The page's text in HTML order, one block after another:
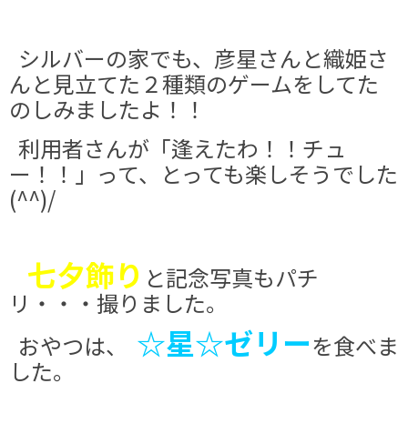
シルバーの家でも、彦星さんと織姫さ
んと見立てた２種類のゲームをしてた
のしみましたよ！！
利用者さんが「逢えたわ！！チュ
ー！！」って、とっても楽しそうでした
(^^)/
七夕飾り と記念写真もパチ
リ・・・撮りました。
おやつは、
☆星☆ゼリーを食べま
した。